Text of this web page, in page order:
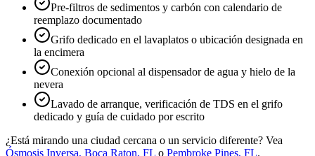
Pre-filtros de sedimentos y carbón con calendario de
reemplazo documentado
Grifo dedicado en el lavaplatos o ubicación designada en
la encimera
Conexión opcional al dispensador de agua y hielo de la
nevera
Lavado de arranque, verificación de TDS en el grifo
dedicado y guía de cuidado por escrito
¿Está mirando una ciudad cercana o un servicio diferente? Vea
Ósmosis Inversa, Boca Raton, FL o Pembroke Pines, FL.